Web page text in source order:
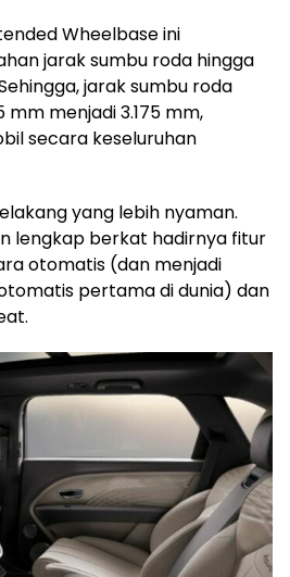
Wheelbase ini
jarak sumbu roda hingga
jarak sumbu roda
menjadi 3.175 mm,
secara keseluruhan
yang lebih nyaman.
lengkap berkat hadirnya fitur
otomatis (dan menjadi
pertama di dunia) dan